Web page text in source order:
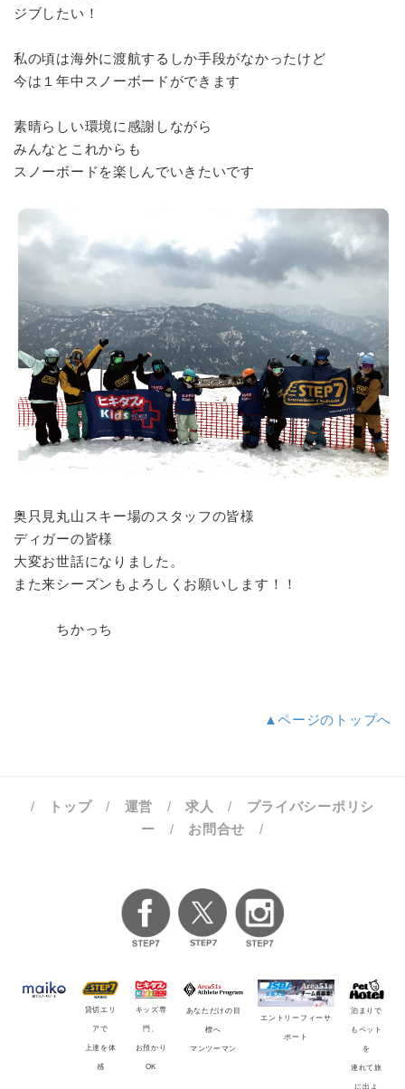
ジブしたい！
私の頃は海外に渡航するしか手段がなかったけど
今は１年中スノーボードができます
素晴らしい環境に感謝しながら
みんなとこれからも
スノーボードを楽しんでいきたいです
奥只見丸山スキー場のスタッフの皆様
ディガーの皆様
大変お世話になりました。
また来シーズンもよろしくお願いします！！
ちかっち
▲ページのトップへ
/ トップ/ 運営 /求人 / プライバシーポリシ
ー / お問合せ /
貸切エリ
アで
上達を体
感
キッズ専
門、
お預かり
OK
あなただけの目
標へ
マンツーマン
エントリーフィーサ
ポート
泊まりで
もペット
を
連れて旅
に出よ